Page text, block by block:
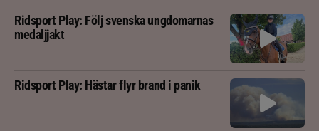
Ridsport Play: Följ svenska ungdomarnas
medaljjakt
Ridsport Play: Hästar flyr brand i panik